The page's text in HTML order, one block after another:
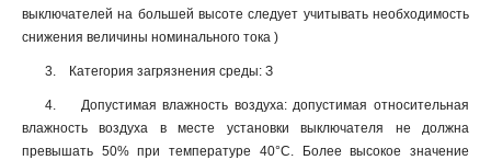
выключателей на большей высоте следует учитывать необходимость
снижения величины номинального тока )
3. Категория загрязнения среды: З
4. Допустимая влажность воздуха: допустимая относительная
влажность воздуха в месте установки выключателя не должна
превышать 50% при температуре 40°С. Более высокое значение